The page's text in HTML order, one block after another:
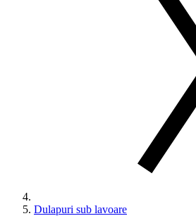
Dulapuri sub lavoare